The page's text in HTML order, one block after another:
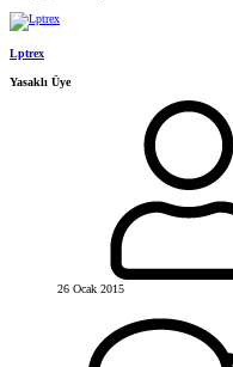
Lptrex
Yasaklı Üye
26 Ocak 2015